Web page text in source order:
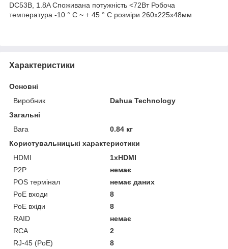
DC53В, 1.8A Споживана потужність <72Вт Робоча
температура -10 ° C ~ + 45 ° C розміри 260x225x48мм
Характеристики
Основні
Виробник
Dahua Technology
Загальні
Вага
0.84 кг
Користувальницькі характеристики
HDMI
1xHDMI
P2P
немає
POS термінал
немає даних
PoE входи
8
PoE вхіди
8
RAID
немає
RCA
2
RJ-45 (PoE)
8